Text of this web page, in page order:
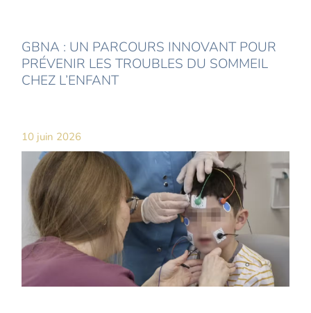
GBNA : UN PARCOURS INNOVANT POUR
PRÉVENIR LES TROUBLES DU SOMMEIL
CHEZ L’ENFANT
10 juin 2026